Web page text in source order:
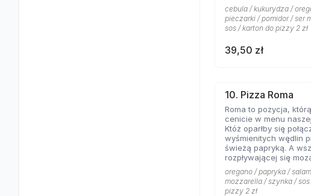
cebula / kukurydza /
pieczarki / pomidor / ser
sos / karton do pizzy 2 zł
39,50 zł
10. Pizza Roma
Roma to pozycja,
cenicie w menu
Któż oparłby się
wyśmienitych wędlin
świeżą papryką. A
rozpływającej się
posypanej oregano.
oregano / papryka /
mozzarella / szynka /
pizzy 2 zł